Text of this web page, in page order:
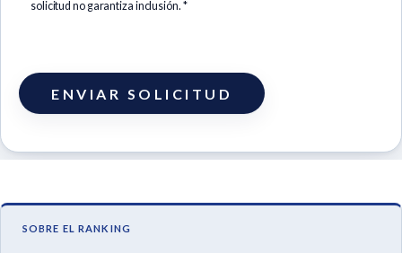
solicitud no garantiza inclusión. *
ENVIAR SOLICITUD
SOBRE EL RANKING